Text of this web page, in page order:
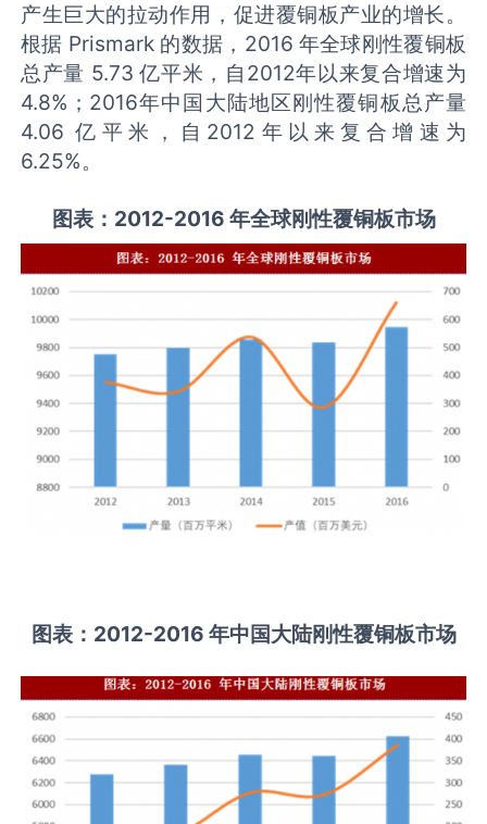
产生巨大的拉动作用，促进覆铜板产业的增长。
根据 Prismark 的数据，2016 年全球刚性覆铜板
总产量 5.73 亿平米，自2012年以来复合增速为
4.8%；2016年中国大陆地区刚性覆铜板总产量
4.06 亿平米，自2012年以来复合增速为
6.25%。
图表：2012-2016 年全球刚性覆铜板市场
图表：2012-2016 年中国大陆刚性覆铜板市场